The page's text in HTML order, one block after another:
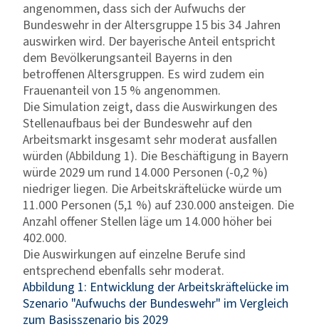
angenommen, dass sich der Aufwuchs der
Bundeswehr in der Altersgruppe 15 bis 34 Jahren
auswirken wird. Der bayerische Anteil entspricht
dem Bevölkerungsanteil Bayerns in den
betroffenen Altersgruppen. Es wird zudem ein
Frauenanteil von 15 % angenommen.
Die Simulation zeigt, dass die Auswirkungen des
Stellenaufbaus bei der Bundeswehr auf den
Arbeitsmarkt insgesamt sehr moderat ausfallen
würden (Abbildung 1). Die Beschäftigung in Bayern
würde 2029 um rund 14.000 Personen (-0,2 %)
niedriger liegen. Die Arbeitskräftelücke würde um
11.000 Personen (5,1 %) auf 230.000 ansteigen. Die
Anzahl offener Stellen läge um 14.000 höher bei
402.000.
Die Auswirkungen auf einzelne Berufe sind
entsprechend ebenfalls sehr moderat.
Abbildung 1: Entwicklung der Arbeitskräftelücke im
Szenario "Aufwuchs der Bundeswehr" im Vergleich
zum Basisszenario bis 2029